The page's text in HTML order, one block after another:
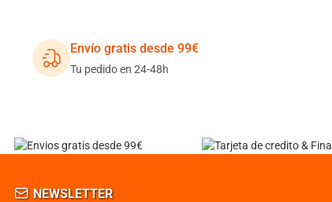
Envío gratis desde 99€
Tu pedido en 24-48h
NEWSLETTER